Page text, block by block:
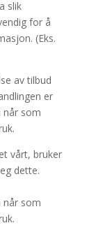
slik
for å
(Eks.
av tilbud
er
når som
vårt, bruker
dette.
når som